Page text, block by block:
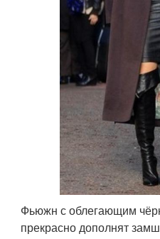
Фьюжн с облегающим
прекрасно дополнят